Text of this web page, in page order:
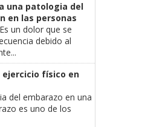
una patologia del
en las personas
un dolor que se
debido al
ejercicio físico en
del embarazo en una
es uno de los